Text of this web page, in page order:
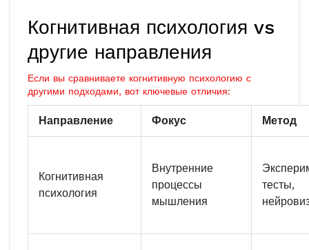
Когнитивная психология vs
другие направления
Если вы сравниваете когнитивную психологию с
другими подходами, вот ключевые отличия:
Направление Фокус Метод
Когнитивная
психология
Внутренние
процессы
мышления
тесты,